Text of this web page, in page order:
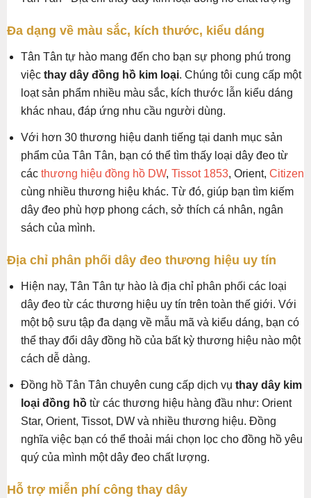
Đa dạng về màu sắc, kích thước, kiểu dáng
Tân Tân tự hào mang đến cho bạn sự phong phú trong
việc thay dây đồng hồ kim loại. Chúng tôi cung cấp một
loạt sản phẩm nhiều màu sắc, kích thước lẫn kiểu dáng
khác nhau, đáp ứng nhu cầu người dùng.
Với hơn 30 thương hiệu danh tiếng tại danh mục sản
phẩm của Tân Tân, bạn có thể tìm thấy loại dây đeo từ
các thương hiệu đồng hồ DW, Tissot 1853, Orient, Citizen
cùng nhiều thương hiệu khác. Từ đó, giúp bạn tìm kiếm
dây đeo phù hợp phong cách, sở thích cá nhân, ngân
sách của mình.
Địa chỉ phân phối dây đeo thương hiệu uy tín
Hiện nay, Tân Tân tự hào là địa chỉ phân phối các loại
dây đeo từ các thương hiệu uy tín trên toàn thế giới. Với
một bộ sưu tập đa dạng về mẫu mã và kiểu dáng, bạn có
thể thay đổi dây đồng hồ của bất kỳ thương hiệu nào một
cách dễ dàng.
Đồng hồ Tân Tân chuyên cung cấp dịch vụ thay dây kim
loại đồng hồ từ các thương hiệu hàng đầu như: Orient
Star, Orient, Tissot, DW và nhiều thương hiệu. Đồng
nghĩa việc bạn có thể thoải mái chọn lọc cho đồng hồ yêu
quý của mình một dây đeo chất lượng.
Hỗ trợ miễn phí công thay dây